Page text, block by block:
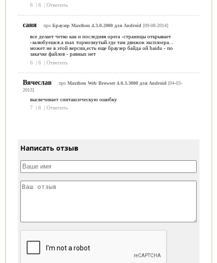
6
| 6 | Ответить
саня про Браузер Maxthon 4.3.0.2000 для Android [09-08-2014]
все делает четко как и последняя opera -страницы открывает
-залюбуешся.а max тормознутый.где там движок эксплоера...
может не в этой версии,есть еще браузер байда ой baidu - по
закачке файлов - равных нет
6
| 6 | Ответить
Вячеслав про Maxthon Web Browser 4.0.3.3000 для Android [04-03-
2013]
высвечивает синтаксическую ошибку
7
| 6 | Ответить
Написать отзыв